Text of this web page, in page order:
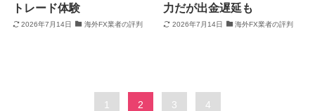
トレード体験
2026年7月14日 海外FX業者の評判
力だが出金遅延も
2026年7月14日 海外FX業者の評判
1 2 3 4